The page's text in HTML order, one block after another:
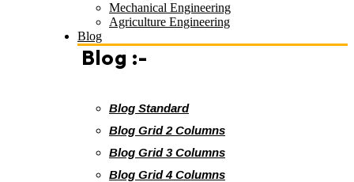
Mechanical Engineering
Agriculture Engineering
Blog
Blog :-
Blog Standard
Blog Grid 2 Columns
Blog Grid 3 Columns
Blog Grid 4 Columns